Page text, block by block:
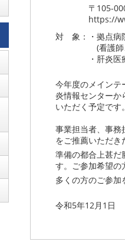
〒105-0004
https://
対 象：・拠点病
(看護師、
・肝炎医療コ
今年度のメインテ
炎情報センターか
いただく予定です。
事業担当者、事務
をご推薦いただき
準備の都合上甚だ
す。ご参加希望の
多くの方のご参加
令和5年12月1日